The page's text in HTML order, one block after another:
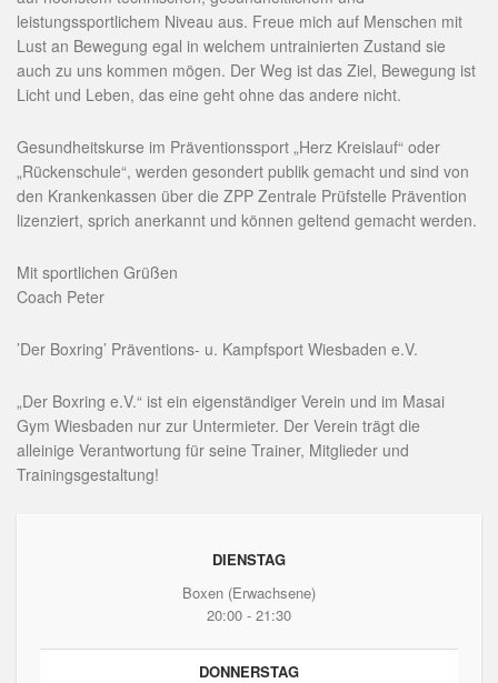
leistungssportlichem Niveau aus. Freue mich auf Menschen mit
Lust an Bewegung egal in welchem untrainierten Zustand sie
auch zu uns kommen mögen. Der Weg ist das Ziel, Bewegung ist
Licht und Leben, das eine geht ohne das andere nicht.
Gesundheitskurse im Präventionssport „Herz Kreislauf“ oder
„Rückenschule“, werden gesondert publik gemacht und sind von
den Krankenkassen über die ZPP Zentrale Prüfstelle Prävention
lizenziert, sprich anerkannt und können geltend gemacht werden.
Mit sportlichen Grüßen
Coach Peter
’Der Boxring’ Präventions- u. Kampfsport Wiesbaden e.V.
„Der Boxring e.V.“ ist ein eigenständiger Verein und im Masai
Gym Wiesbaden nur zur Untermieter. Der Verein trägt die
alleinige Verantwortung für seine Trainer, Mitglieder und
Trainingsgestaltung!
DIENSTAG
Boxen (Erwachsene)
20:00 - 21:30
DONNERSTAG